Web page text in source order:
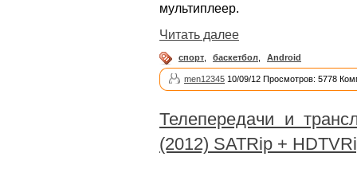
мультиплеер.
Читать далее
спорт баскетбол Android
men12345 10/09/12 Просмотров: 5778
Телепередачи и
(2012) SATRip +